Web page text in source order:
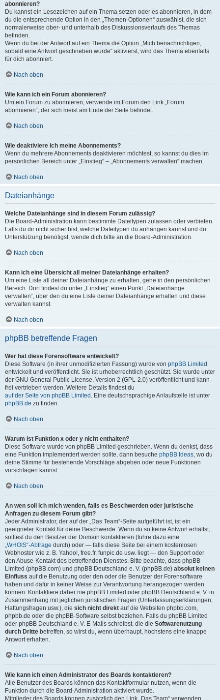
abonnieren?
Du kannst ein Lesezeichen auf ein Thema setzen oder es abonnieren, in dem
du die entsprechende Option in den „Themen-Optionen“ auswählst, die sich
normalerweise ober- und unterhalb des Diskussionsverlaufs des Themas
befinden.
Wenn du bei der Antwort auf ein Thema die Option „Mich benachrichtigen,
sobald eine Antwort geschrieben wurde“ aktivierst, wird das Thema ebenfalls
für dich abonniert.
Nach oben
Wie kann ich ein Forum abonnieren?
Um ein Forum zu abonnieren, verwende im Forum den Link „Forum
abonnieren“, der sich meist am Ende der Seite befindet.
Nach oben
Wie deaktiviere ich meine Abonnements?
Wenn du mehrere Abonnements deaktivieren möchtest, so kannst du dies im
persönlichen Bereich unter „Einstieg“ – „Abonnements verwalten“ machen.
Nach oben
Dateianhänge
Welche Dateianhänge sind in diesem Forum zulässig?
Die Board-Administration kann bestimmte Dateitypen zulassen oder verbieten.
Falls du dir nicht sicher bist, welche Dateitypen du anhängen kannst und du
Unterstützung benötigst, wende dich bitte an die Board-Administration.
Nach oben
Kann ich eine Übersicht all meiner Dateianhänge erhalten?
Um eine Liste all deiner Dateianhänge zu erhalten, gehe in den persönlichen
Bereich. Dort findest du unter „Einstieg“ einen Punkt „Dateianhänge
verwalten“, über den du eine Liste deiner Dateianhänge erhalten und diese
verwalten kannst.
Nach oben
phpBB betreffende Fragen
Wer hat diese Forensoftware entwickelt?
Diese Software (in ihrer unmodifizierten Fassung) wurde von phpBB Limited
entwickelt und veröffentlicht. Sie ist urheberrechtlich geschützt. Sie wurde unter
der GNU General Public License, Version 2 (GPL-2.0) veröffentlicht und kann
frei vertrieben werden. Weitere Details findest du
auf der Seite von phpBB Limited . Eine deutschsprachige Anlaufstelle ist unter
phpBB.de zu finden.
Nach oben
Warum ist Funktion x oder y nicht enthalten?
Diese Software wurde von phpBB Limited geschrieben. Wenn du denkst, dass
eine Funktion implementiert werden sollte, dann besuche phpBB Ideas, wo du
deine Stimme für bestehende Vorschläge abgeben oder neue Funktionen
vorschlagen kannst.
Nach oben
An wen soll ich mich wenden, falls es Beschwerden oder juristische
Anfragen zu diesem Forum gibt?
Jeder Administrator, der auf der „Das Team“-Seite aufgeführt ist, ist ein
geeigneter Kontakt für deine Beschwerde. Wenn du so keine Antwort erhältst,
solltest du den Besitzer der Domain kontaktieren (führe dazu eine
„WHOIS“-Abfrage durch) oder — falls diese Seite bei einem kostenlosen
Webhoster wie z. B. Yahoo!, free.fr, funpic.de usw. liegt — den Support oder
den Abuse-Kontakt des betreffenden Dienstes. Bitte beachte, dass phpBB
Limited (phpBB.com) und phpBB Deutschland e. V. (phpBB.de) absolut keinen
Einfluss auf die Benutzung oder den oder die Benutzer der Forensoftware
haben und dafür in keiner Weise zur Verantwortung herangezogen werden
können. Kontaktiere daher nie phpBB Limited oder phpBB Deutschland e. V. in
Zusammenhang mit jeglichen juristischen Fragen (Unterlassungserklärungen,
Haftungsfragen usw.), die sich nicht direkt auf die Websiten phpbb.com,
phpbb.de oder die phpBB-Software selbst beziehen. Falls du phpBB Limited
oder phpBB Deutschland e. V. E-Mails schreibst, die die Softwarenutzung
durch Dritte betreffen, so wirst du, wenn überhaupt, höchstens eine knappe
Antwort erhalten.
Nach oben
Wie kann ich einen Administrator des Boards kontaktieren?
Alle Benutzer des Boards können das Kontaktformular nutzen, wenn die
Funktion durch die Board-Administration aktiviert wurde.
Mitglieder des Boards können zusätzlich den Link „Das Team“ verwenden.